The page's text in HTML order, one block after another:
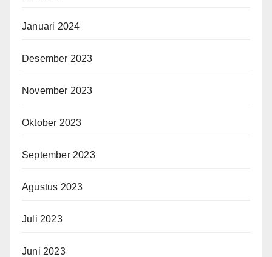
Januari 2024
Desember 2023
November 2023
Oktober 2023
September 2023
Agustus 2023
Juli 2023
Juni 2023